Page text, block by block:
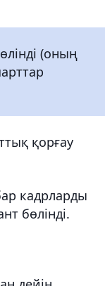
(оның
қорғау
кадрларды
бөлінді.